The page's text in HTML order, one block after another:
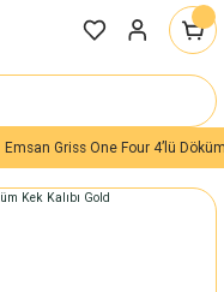
Emsan Griss One Four 4’lü